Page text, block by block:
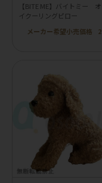
【BITE ME】バイトミー
イクーリングピロー
メーカー希望小売価格